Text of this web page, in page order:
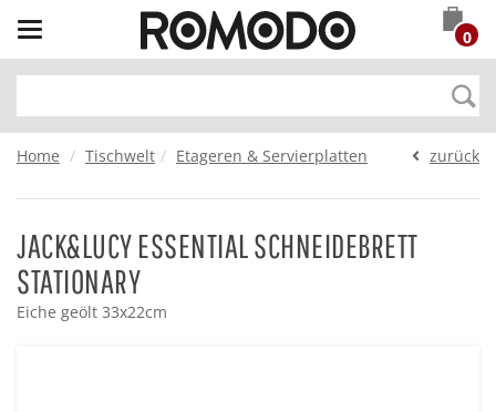
Toggle
navigation
0
Home Tischwelt Etageren & Servierplatten zurück
JACK&LUCY ESSENTIAL SCHNEIDEBRETT
STATIONARY
Eiche geölt 33x22cm